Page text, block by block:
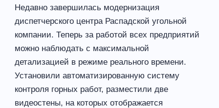
Недавно завершилась модернизация
диспетчерского центра Распадской угольной
компании. Теперь за работой всех предприятий
можно наблюдать с максимальной
детализацией в режиме реального времени.
Установили автоматизированную систему
контроля горных работ, разместили две
видеостены, на которых отображается